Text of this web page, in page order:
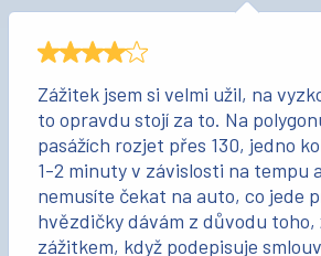
Zážitek jsem si velmi užil, na
to opravdu stojí za to. Na
pasážích rozjet přes 130, jedno
1-2 minuty v závislosti na tempu
nemusíte čekat na auto, co jede
hvězdičky dávám z důvodu toho,
zážitkem, když podepisuje